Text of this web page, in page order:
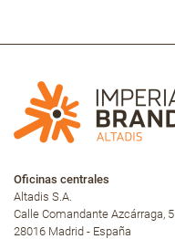
Oficinas centrales
Altadis S.A.
Calle Comandante Azcárraga, 5
28016 Madrid - España